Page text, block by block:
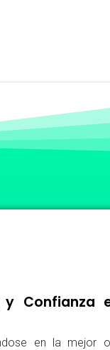
Confianza
en la mejor